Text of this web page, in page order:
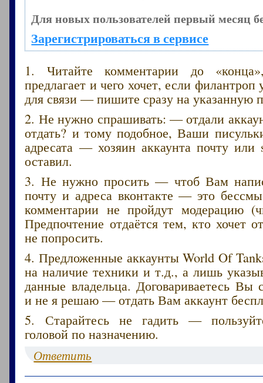
Для новых пользователей первый месяц
Зарегистрироваться в сервисе
1. Читайте комментарии до
предлагает и чего хочет, если филантроп
для связи — пишите сразу на указанную
2. Не нужно спрашивать: — отдали
отдать? и тому подобное, Ваши
адресата — хозяин аккаунта почту или
оставил.
3. Не нужно просить — чтоб Вам
почту и адреса вконтакте — это
комментарии не пройдут модерацию
Предпочтение отдаётся тем, кто хочет
не попросить.
4. Предложенные аккаунты World Of
на наличие техники и т.д., а лишь
данные владельца. Договариваетесь Вы
и не я решаю — отдать Вам аккаунт
5. Старайтесь не гадить —
головой по назначению.
Ответить